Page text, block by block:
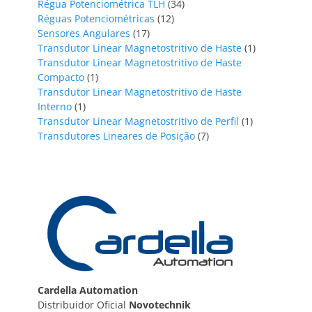
Régua Potenciométrica TLH 3434
Réguas Potenciométricas 1212
Sensores Angulares 1717
produtos
Transdutor Linear Magnetostritivo de Haste 11
Transdutor Linear Magnetostritivo de Haste
Compacto 11
produto
Transdutor Linear Magnetostritivo de Haste
Interno 11
produto
Transdutor Linear Magnetostritivo de Perfil 11
Transdutores Lineares de Posição 77
Cardella Automation
Distribuidor Oficial Novotechnik